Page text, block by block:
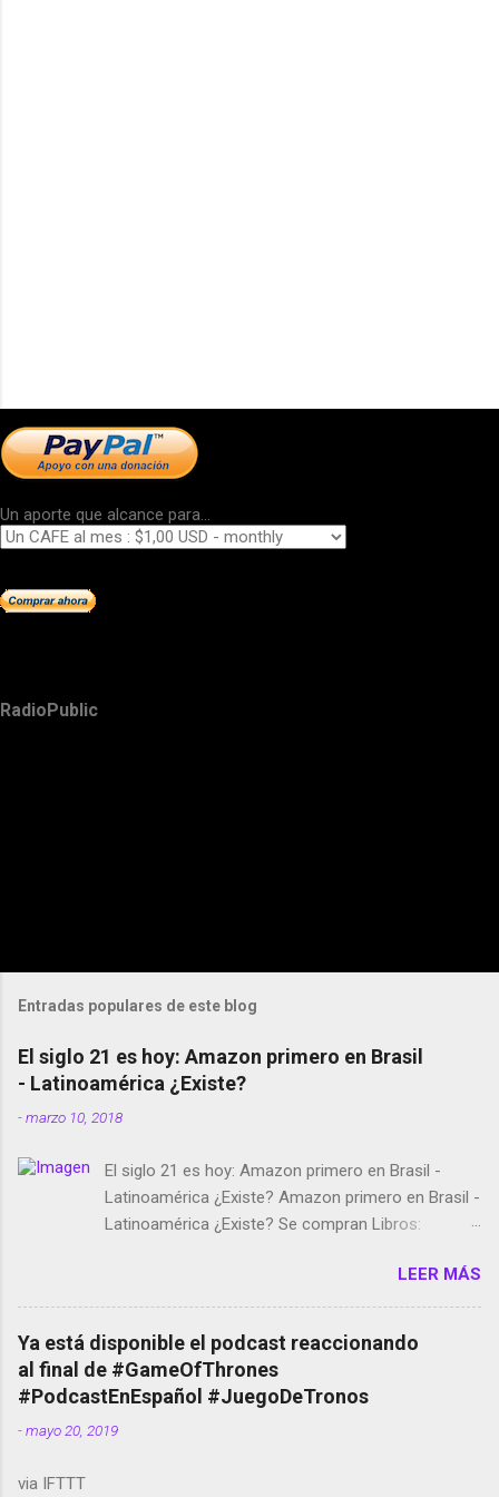
Un aporte que alcance para...
RadioPublic
Entradas populares de este blog
El siglo 21 es hoy: Amazon primero en Brasil
- Latinoamérica ¿Existe?
-marzo 10, 2018
El siglo 21 es hoy: Amazon primero en Brasil -
Latinoamérica ¿Existe? Amazon primero en Brasil -
Latinoamérica ¿Existe? Se compran Libros:
temporada de Black Mirror Twitter deja de verificar
cuentas Responden los fotógrafos Brian May y el
copyright en Instagram Música y vídeo selfies en la
red social Riddley Scott saca a Kevin Spacey de su
película Francisco regaña a los que usan el
smartphone en sus misas La serie de la Tierra
Media GoBee - StartUp de bicicletas de alquiler
LEER MÁS
Ya está disponible el podcast reaccionando
al final de #GameOfThrones
#PodcastEnEspañol #JuegoDeTronos
-mayo 20, 2019
via IFTTT